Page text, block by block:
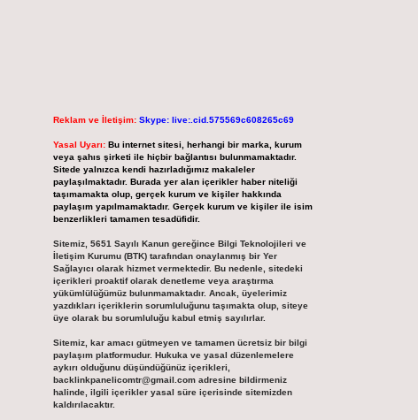
Reklam ve İletişim: Skype: live:.cid.575569c608265c69
Yasal Uyarı: Bu internet sitesi, herhangi bir marka, kurum
veya şahıs şirketi ile hiçbir bağlantısı bulunmamaktadır.
Sitede yalnızca kendi hazırladığımız makaleler
paylaşılmaktadır. Burada yer alan içerikler haber niteliği
taşımamakta olup, gerçek kurum ve kişiler hakkında
paylaşım yapılmamaktadır. Gerçek kurum ve kişiler ile isim
benzerlikleri tamamen tesadüfidir.
Sitemiz, 5651 Sayılı Kanun gereğince Bilgi Teknolojileri ve
İletişim Kurumu (BTK) tarafından onaylanmış bir Yer
Sağlayıcı olarak hizmet vermektedir. Bu nedenle, sitedeki
içerikleri proaktif olarak denetleme veya araştırma
yükümlülüğümüz bulunmamaktadır. Ancak, üyelerimiz
yazdıkları içeriklerin sorumluluğunu taşımakta olup, siteye
üye olarak bu sorumluluğu kabul etmiş sayılırlar.
Sitemiz, kar amacı gütmeyen ve tamamen ücretsiz bir bilgi
paylaşım platformudur. Hukuka ve yasal düzenlemelere
aykırı olduğunu düşündüğünüz içerikleri,
backlinkpanelicomtr@gmail.comadresine bildirmeniz
halinde, ilgili içerikler yasal süre içerisinde sitemizden
kaldırılacaktır.